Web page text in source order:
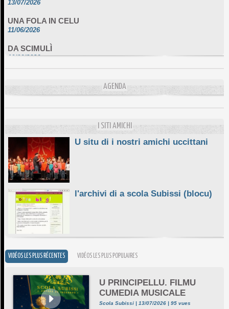
11/06/2026
DA SCIMULÌ
10/06/2026
E STELLE DI BASTIA
AGENDA
I SITI AMICHI
U situ di i nostri amichi uccittani
l'archivi di a scola Subissi (blocu)
VIDÉOS LES PLUS RÉCENTES VIDÉOS LES PLUS POPULAIRES
U PRINCIPELLU. FILMU
CUMEDIA MUSICALE
Scola Subissi | 13/07/2026 | 95 vues